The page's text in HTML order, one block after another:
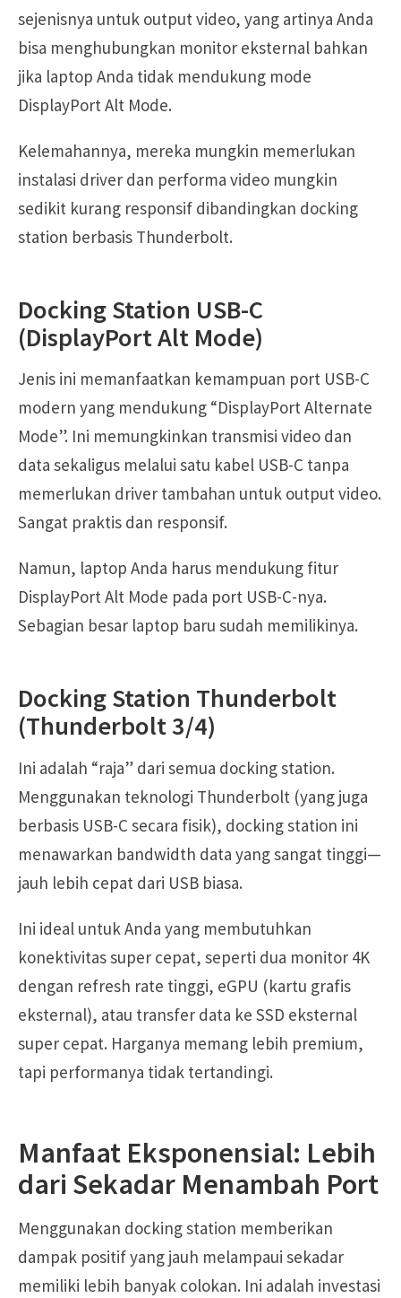
sejenisnya untuk output video, yang artinya Anda
bisa menghubungkan monitor eksternal bahkan
jika laptop Anda tidak mendukung mode
DisplayPort Alt Mode.
Kelemahannya, mereka mungkin memerlukan
instalasi driver dan performa video mungkin
sedikit kurang responsif dibandingkan docking
station berbasis Thunderbolt.
Docking Station USB-C
(DisplayPort Alt Mode)
Jenis ini memanfaatkan kemampuan port USB-C
modern yang mendukung “DisplayPort Alternate
Mode”. Ini memungkinkan transmisi video dan
data sekaligus melalui satu kabel USB-C tanpa
memerlukan driver tambahan untuk output video.
Sangat praktis dan responsif.
Namun, laptop Anda harus mendukung fitur
DisplayPort Alt Mode pada port USB-C-nya.
Sebagian besar laptop baru sudah memilikinya.
Docking Station Thunderbolt
(Thunderbolt 3/4)
Ini adalah “raja” dari semua docking station.
Menggunakan teknologi Thunderbolt (yang juga
berbasis USB-C secara fisik), docking station ini
menawarkan bandwidth data yang sangat tinggi—
jauh lebih cepat dari USB biasa.
Ini ideal untuk Anda yang membutuhkan
konektivitas super cepat, seperti dua monitor 4K
dengan refresh rate tinggi, eGPU (kartu grafis
eksternal), atau transfer data ke SSD eksternal
super cepat. Harganya memang lebih premium,
tapi performanya tidak tertandingi.
Manfaat Eksponensial: Lebih
dari Sekadar Menambah Port
Menggunakan docking station memberikan
dampak positif yang jauh melampaui sekadar
memiliki lebih banyak colokan. Ini adalah investasi